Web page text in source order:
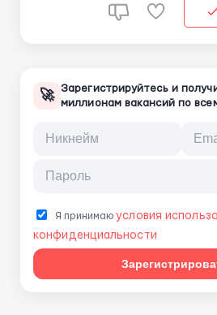
🚀 Зарегистрируйтесь и
миллионам вакансий по
Я принимаюусловия
конфиденциальности